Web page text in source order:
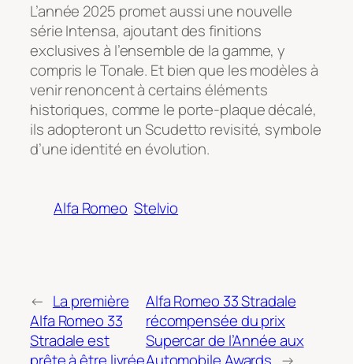
L’année 2025 promet aussi une nouvelle
série Intensa, ajoutant des finitions
exclusives à l’ensemble de la gamme, y
compris le Tonale. Et bien que les modèles à
venir renoncent à certains éléments
historiques, comme le porte-plaque décalé,
ils adopteront un Scudetto revisité, symbole
d’une identité en évolution.
Alfa Romeo Stelvio
← La première
Alfa Romeo 33
Stradale est
prête à être livrée
Alfa Romeo 33 Stradale
récompensée du prix
Supercar de l’Année aux
Automobile Awards →